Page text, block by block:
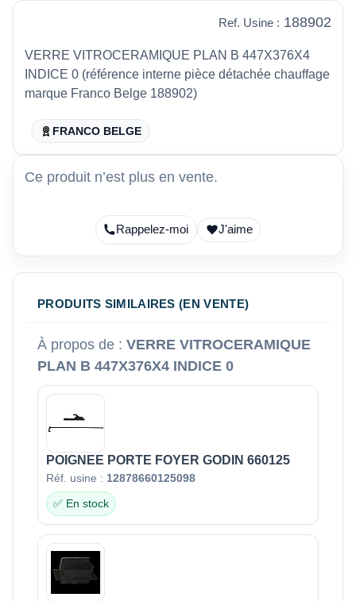
Ref. Usine : 188902
VERRE VITROCERAMIQUE PLAN B 447X376X4
INDICE 0 (référence interne pièce détachée chauffage
marque Franco Belge 188902)
FRANCO BELGE
Ce produit n’est plus en vente.
Rappelez-moi J'aime
PRODUITS SIMILAIRES (EN VENTE)
À propos de : VERRE VITROCERAMIQUE
PLAN B 447X376X4 INDICE 0
POIGNEE PORTE FOYER GODIN 660125
Réf. usine : 12878660125098
✅ En stock